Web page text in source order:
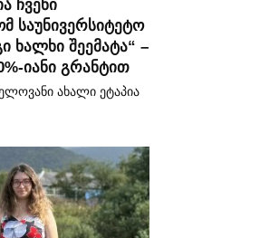
ჩვენი
საუნივერსიტეტო
ხალხი შეემატა“ –
იანი გრანტით
ახალი ეტაპია